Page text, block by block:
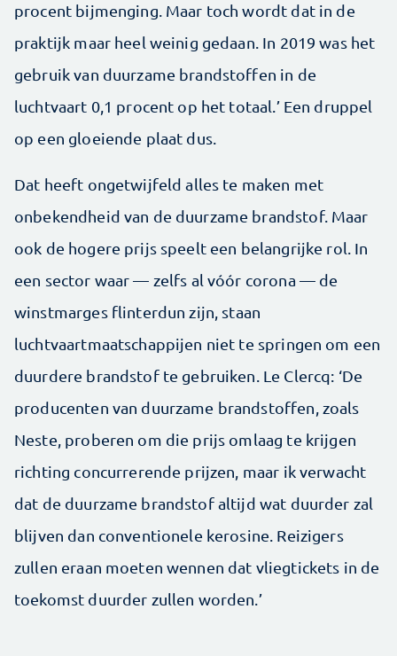
procent bijmenging. Maar toch wordt dat in de
praktijk maar heel weinig gedaan. In 2019 was het
gebruik van duurzame brandstoffen in de
luchtvaart 0,1 procent op het totaal.’ Een druppel
op een gloeiende plaat dus.
Dat heeft ongetwijfeld alles te maken met
onbekendheid van de duurzame brandstof. Maar
ook de hogere prijs speelt een belangrijke rol. In
een sector waar — zelfs al vóór corona — de
winstmarges flinterdun zijn, staan
luchtvaartmaatschappijen niet te springen om een
duurdere brandstof te gebruiken. Le Clercq: ‘De
producenten van duurzame brandstoffen, zoals
Neste, proberen om die prijs omlaag te krijgen
richting concurrerende prijzen, maar ik verwacht
dat de duurzame brandstof altijd wat duurder zal
blijven dan conventionele kerosine. Reizigers
zullen eraan moeten wennen dat vliegtickets in de
toekomst duurder zullen worden.’